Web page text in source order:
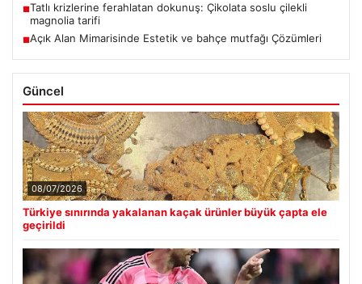
■Tatlı krizlerine ferahlatan dokunuş: Çikolata soslu çilekli
magnolia tarifi
■Açık Alan Mimarisinde Estetik ve bahçe mutfağı Çözümleri
Güncel
08/07/2026
Türkiye sınırında yakalanan kaçak ürünler büyük çapta ele
geçirildi